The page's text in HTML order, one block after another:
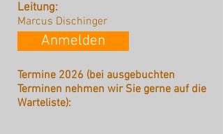
Leitung:
Marcus Dischinger
Anmelden
Termine 2026 (bei ausgebuchten
Terminen nehmen wir Sie gerne auf die
Warteliste):